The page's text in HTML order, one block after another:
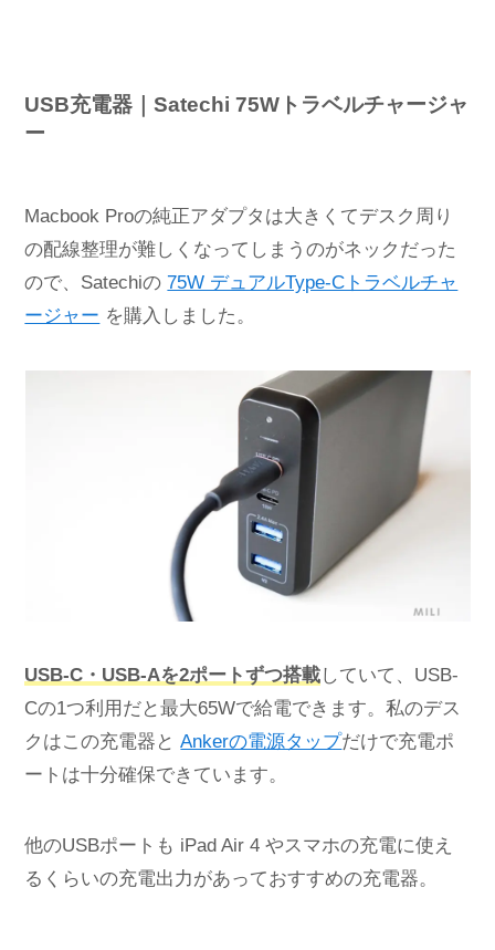
USB充電器｜Satechi 75Wトラベルチャージャ
ー
Macbook Proの純正アダプタは大きくてデスク周り
の配線整理が難しくなってしまうのがネックだった
ので、Satechiの75W デュアルType-Cトラベルチャ
ージャー を購入しました。
USB-C・USB-Aを2ポートずつ搭載していて、USB-
Cの1つ利用だと最大65Wで給電できます。私のデス
クはこの充電器とAnkerの電源タップだけで充電ポ
ートは十分確保できています。
他のUSBポートも iPad Air 4 やスマホの充電に使え
るくらいの充電出力があっておすすめの充電器。